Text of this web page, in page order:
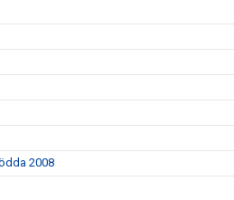
2008